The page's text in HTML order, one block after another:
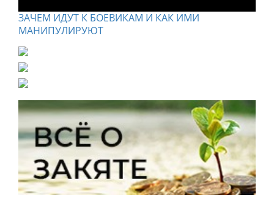
ЗАЧЕМ ИДУТ К БОЕВИКАМ И КАК ИМИ
МАНИПУЛИРУЮТ